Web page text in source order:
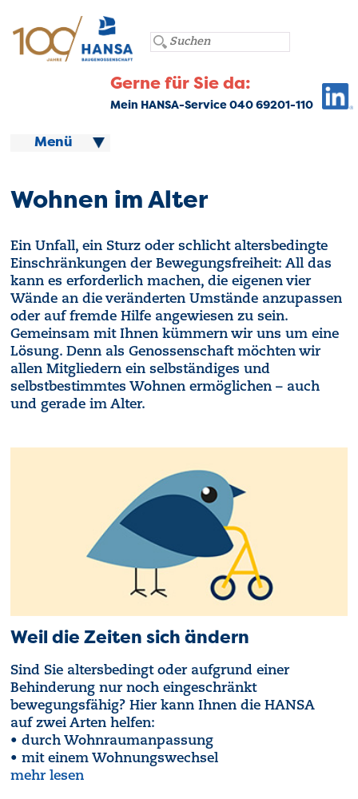
Gerne für Sie da:
Mein HANSA-Service 040 69201-110
Menü
Wohnen im Alter
Ein Unfall, ein Sturz oder schlicht altersbedingte
Einschränkungen der Bewegungsfreiheit: All das
kann es erforderlich machen, die eigenen vier
Wände an die veränderten Umstände anzupassen
oder auf fremde Hilfe angewiesen zu sein.
Gemeinsam mit Ihnen kümmern wir uns um eine
Lösung. Denn als Genossenschaft möchten wir
allen Mitgliedern ein selbständiges und
selbstbestimmtes Wohnen ermöglichen – auch
und gerade im Alter.
Weil die Zeiten sich ändern
Sind Sie altersbedingt oder aufgrund einer
Behinderung nur noch eingeschränkt
bewegungsfähig? Hier kann Ihnen die HANSA
auf zwei Arten helfen:
• durch Wohnraumanpassung
• mit einem Wohnungswechsel
mehr lesen